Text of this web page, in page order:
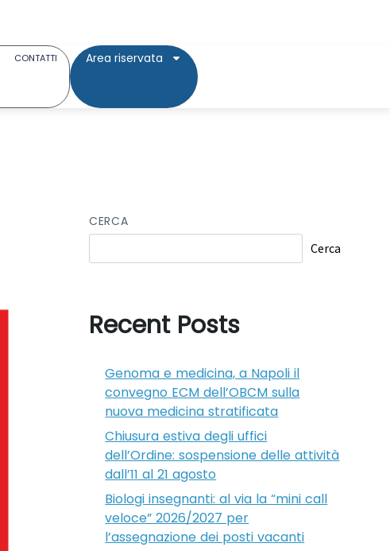
CONTATTI Area riservata
CERCA
Cerca
Recent Posts
Genoma e medicina, a Napoli il
convegno ECM dell’OBCM sulla
nuova medicina stratificata
Chiusura estiva degli uffici
dell’Ordine: sospensione delle attività
dall’11 al 21 agosto
Biologi insegnanti: al via la “mini call
veloce” 2026/2027 per
l’assegnazione dei posti vacanti